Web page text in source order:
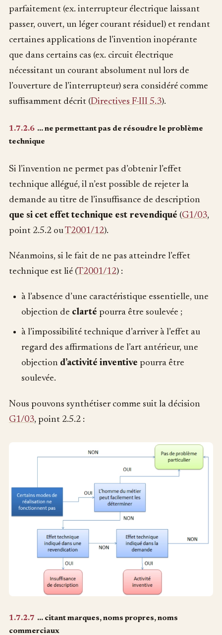
parfaitement (ex. interrupteur électrique laissant
passer, ouvert, un léger courant résiduel) et rendant
certaines applications de l’invention inopérante
que dans certains cas (ex. circuit électrique
nécessitant un courant absolument nul lors de
l’ouverture de l’interrupteur) sera considéré comme
suffisamment décrit (Directives F-III 5.3).
1.7.2.6 … ne permettant pas de résoudre le problème
technique
Si l’invention ne permet pas d’obtenir l’effet
technique allégué, il n’est possible de rejeter la
demande au titre de l’insuffisance de description
que si cet effet technique est revendiqué (G1/03,
point 2.5.2 ouT2001/12).
Néanmoins, si le fait de ne pas atteindre l’effet
technique est lié (T2001/12) :
à l’absence d’une caractéristique essentielle, une
objection de clarté pourra être soulevée ;
à l’impossibilité technique d’arriver à l’effet au
regard des affirmations de l’art antérieur, une
objection d’activité inventive pourra être
soulevée.
Nous pouvons synthétiser comme suit la décision
G1/03, point 2.5.2 :
1.7.2.7 … citant marques, noms propres, noms
commerciaux